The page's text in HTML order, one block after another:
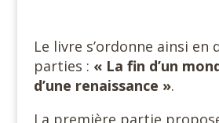
Le livre s’ordonne ainsi en
parties : « La fin d’un
d’une renaissance ».
La première partie